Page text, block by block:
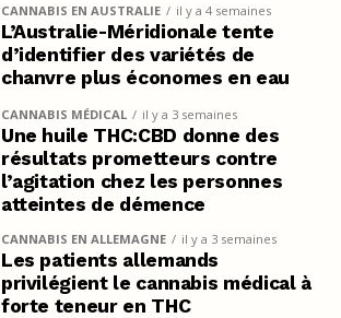
CANNABIS EN AUSTRALIE il y a 4 semaines
L’Australie-Méridionale tente
d’identifier des variétés de
chanvre plus économes en eau
CANNABIS MÉDICAL il y a 3 semaines
Une huile THC:CBD donne des
résultats prometteurs contre
l’agitation chez les personnes
atteintes de démence
CANNABIS EN ALLEMAGNE il y a 3 semaines
Les patients allemands
privilégient le cannabis médical à
forte teneur en THC